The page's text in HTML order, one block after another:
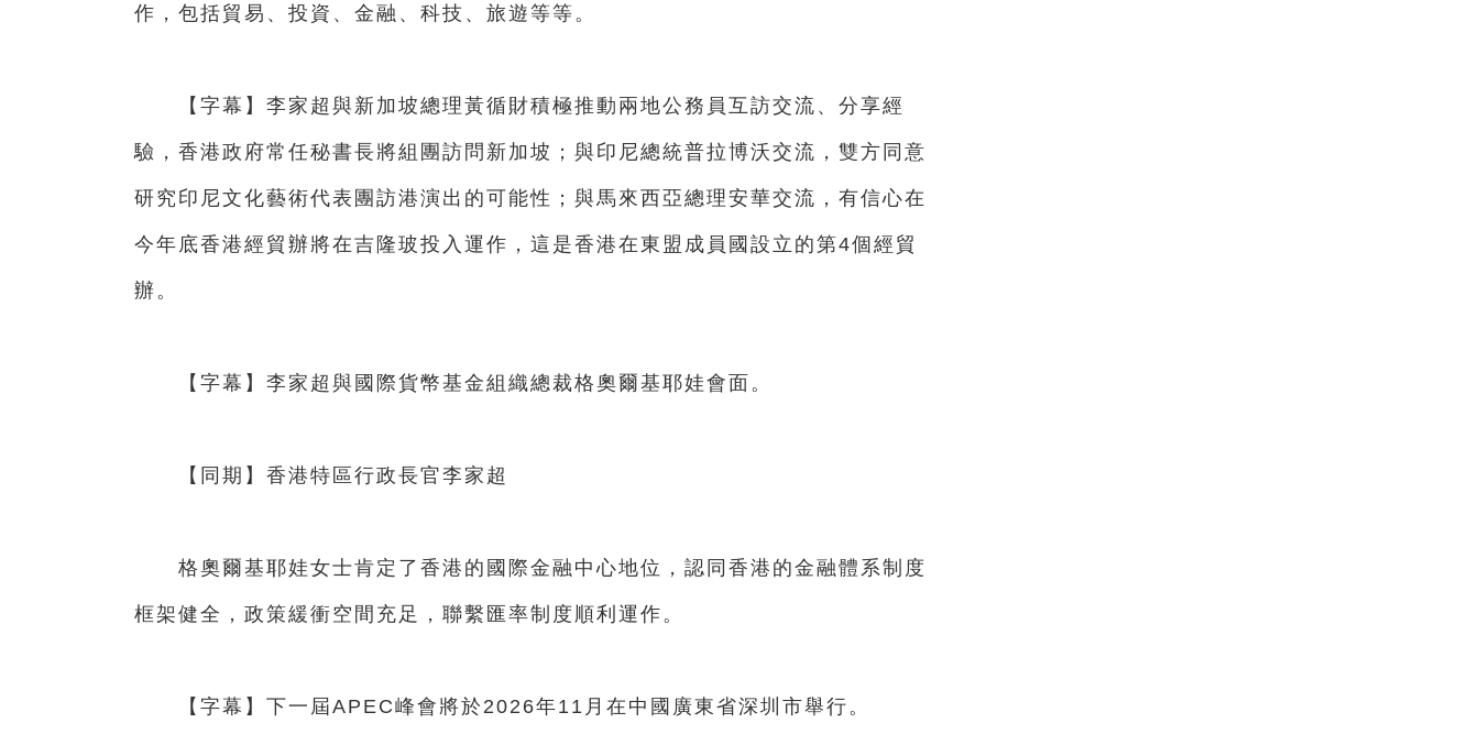
作，包括貿易、投資、金融、科技、旅遊等等。
【字幕】李家超與新加坡總理黃循財積極推動兩地公務員互訪交流、分享經
驗，香港政府常任秘書長將組團訪問新加坡；與印尼總統普拉博沃交流，雙方同意
研究印尼文化藝術代表團訪港演出的可能性；與馬來西亞總理安華交流，有信心在
今年底香港經貿辦將在吉隆玻投入運作，這是香港在東盟成員國設立的第4個經貿
辦。
【字幕】李家超與國際貨幣基金組織總裁格奧爾基耶娃會面。
【同期】香港特區行政長官李家超
格奧爾基耶娃女士肯定了香港的國際金融中心地位，認同香港的金融體系制度
框架健全，政策緩衝空間充足，聯繫匯率制度順利運作。
【字幕】下一屆APEC峰會將於2026年11月在中國廣東省深圳市舉行。